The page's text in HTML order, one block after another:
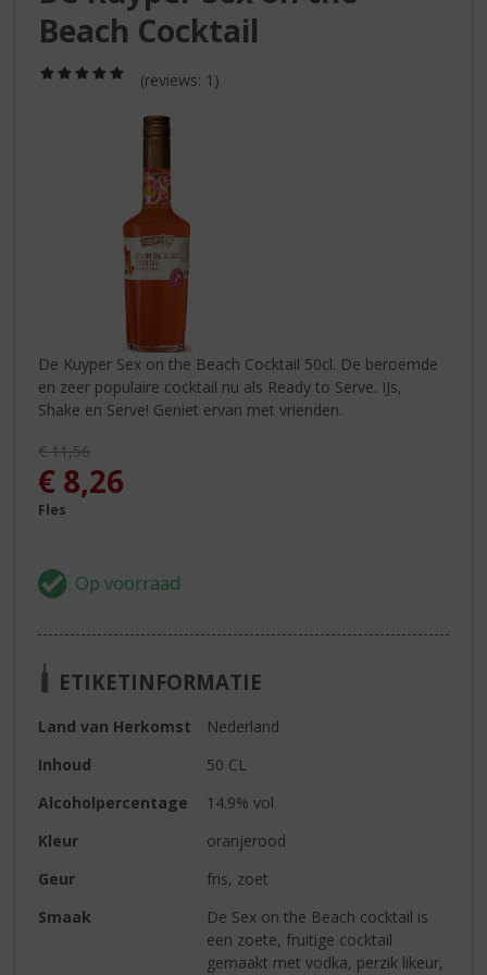
Beach Cocktail
/
(reviews: 1)
De Kuyper Sex on the Beach Cocktail 50cl. De beroemde
en zeer populaire cocktail nu als Ready to Serve. IJs,
Shake en Serve! Geniet ervan met vrienden.
Originele prijs was:
€11,56
, Huidige prijs is:
€ 8,26
Fles
ETIKETINFORMATIE
Land van Herkomst
Nederland
Inhoud
50 CL
Alcoholpercentage
14.9% vol
Kleur
oranjerood
Geur
fris, zoet
Smaak
De Sex on the Beach cocktail is
een zoete, fruitige cocktail
gemaakt met vodka, perzik likeur,